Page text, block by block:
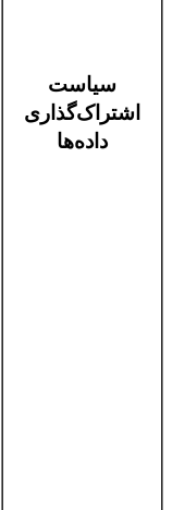
سیاست
اشتراک‌گذاری
داده‌ها